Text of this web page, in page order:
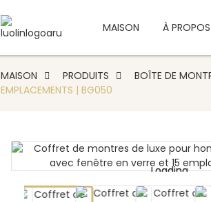
MAISON À
MAISON PRODUITS BOÎTE DE
EMPLACEMENTS | BG050
Loading...
Loading...